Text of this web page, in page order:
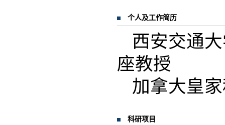
个人及工作简历
西安交通
座教授
加拿大皇
科研项目